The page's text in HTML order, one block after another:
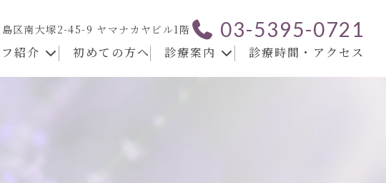
区南大塚2-45-9 ヤマナカヤビル1階 03-5395-0721
紹介 初めての方へ 診療案内 診療時間・アクセス